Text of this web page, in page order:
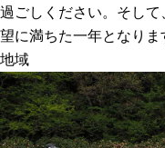
過ごしください。そし
望に満ちた一年となりま
地域